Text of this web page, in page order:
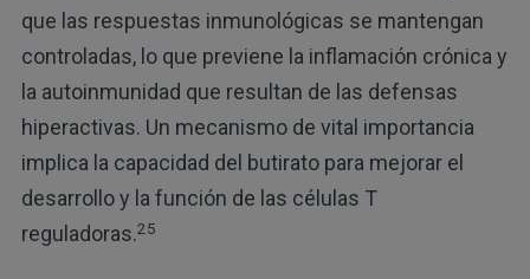
que las respuestas inmunológicas se mantengan
controladas, lo que previene la inflamación crónica y
la autoinmunidad que resultan de las defensas
hiperactivas. Un mecanismo de vital importancia
implica la capacidad del butirato para mejorar el
desarrollo y la función de las células T
reguladoras.25